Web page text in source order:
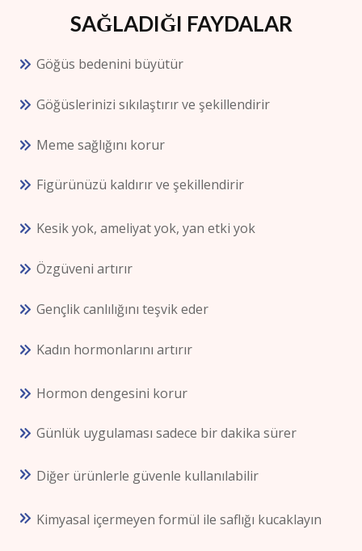
SAĞLADIĞI FAYDALAR
Göğüs bedenini büyütür
Göğüslerinizi sıkılaştırır ve şekillendirir
Meme sağlığını korur
Figürünüzü kaldırır ve şekillendirir
Kesik yok, ameliyat yok, yan etki yok
Özgüveni artırır
Gençlik canlılığını teşvik eder
Kadın hormonlarını artırır
Hormon dengesini korur
Günlük uygulaması sadece bir dakika sürer
Diğer ürünlerle güvenle kullanılabilir
Kimyasal içermeyen formül ile saflığı kucaklayın